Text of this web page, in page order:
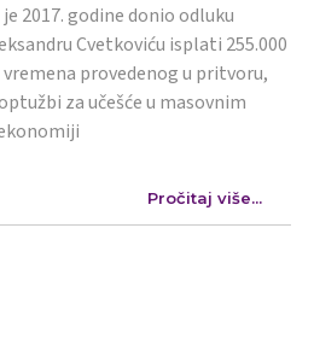
2017. godine donio odluku
Cvetkoviću isplati 255.000
provedenog u pritvoru,
za učešće u masovnim
Pročitaj više...